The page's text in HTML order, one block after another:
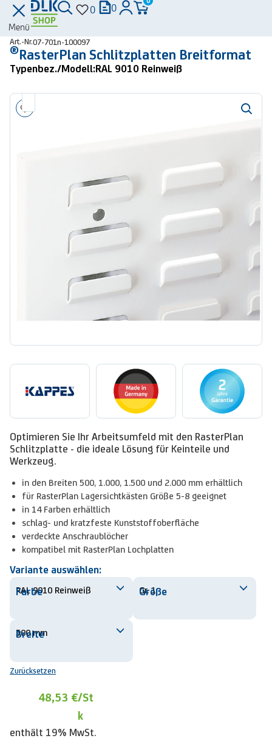
Menü
0 0
Art.-Nr.07-701n-100097
®RasterPlan Schlitzplatten Breitformat
Typenbez./Modell:RAL 9010 Reinweiß
Optimieren Sie Ihr Arbeitsumfeld mit den RasterPlan
Schlitzplatte - die ideale Lösung für Keinteile und
Werkzeug.
in den Breiten 500, 1.000, 1.500 und 2.000 mm erhältlich
für RasterPlan Lagersichtkästen Größe 5-8 geeignet
in 14 Farben erhältlich
schlag- und kratzfeste Kunststoffoberfläche
verdeckte Anschraublöcher
kompatibel mit RasterPlan Lochplatten
Variante auswählen:
Farbe
Größe
Breite
Zurücksetzen
48,53 €/St
k
enthält 19% MwSt.